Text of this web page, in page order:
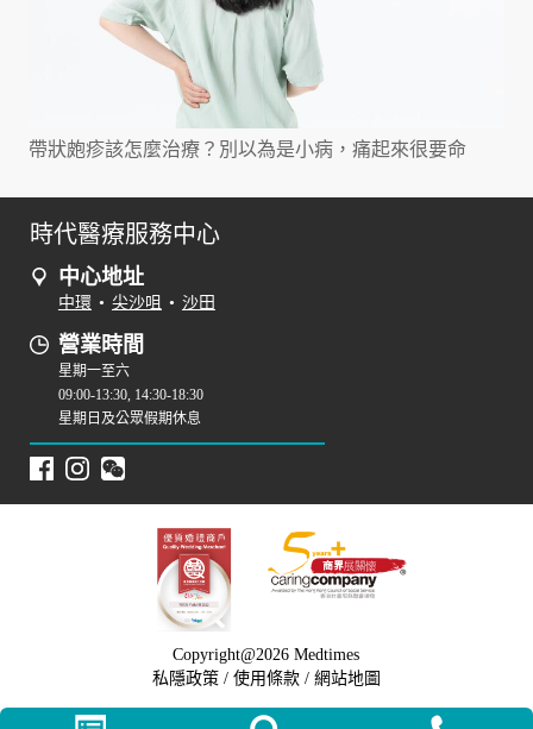
帶狀皰疹該怎麼治療？別以為是小病，痛起來很要命
時代醫療服務中心
中心地址
中環 • 尖沙咀 • 沙田
營業時間
星期一至六
09:00-13:30, 14:30-18:30
星期日及公眾假期休息
Copyright@2026 Medtimes
私隱政策 / 使用條款/ 網站地圖